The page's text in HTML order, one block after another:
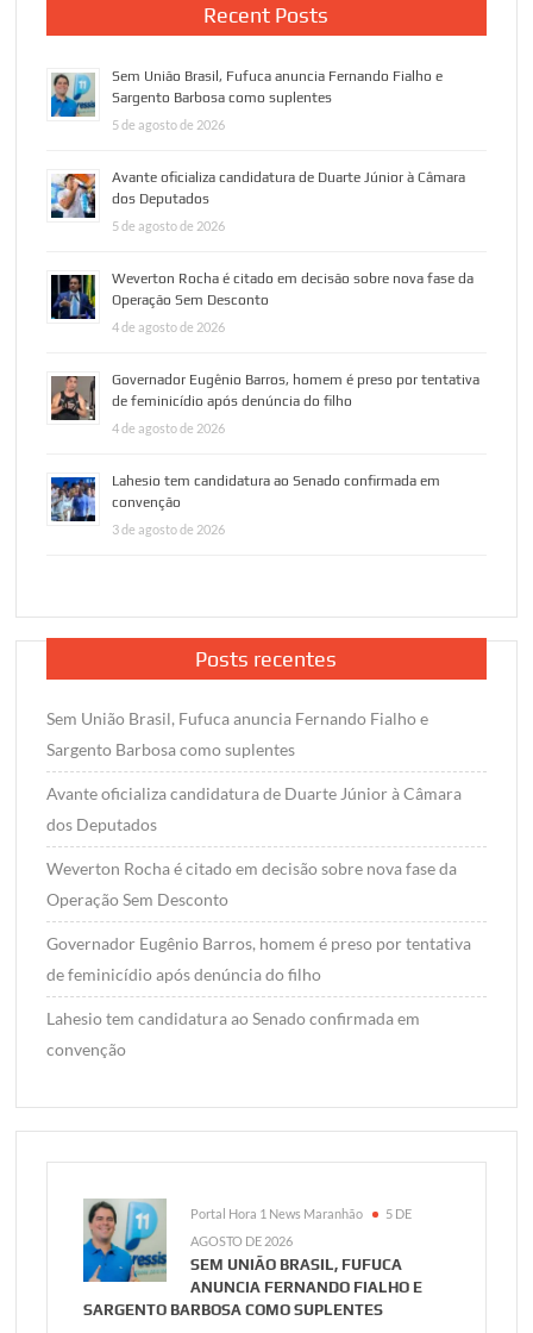
Recent Posts
Sem União Brasil, Fufuca anuncia Fernando Fialho e
Sargento Barbosa como suplentes
5 de agosto de 2026
Avante oficializa candidatura de Duarte Júnior à Câmara
dos Deputados
5 de agosto de 2026
Weverton Rocha é citado em decisão sobre nova fase da
Operação Sem Desconto
4 de agosto de 2026
Governador Eugênio Barros, homem é preso por tentativa
de feminicídio após denúncia do filho
4 de agosto de 2026
Lahesio tem candidatura ao Senado confirmada em
convenção
3 de agosto de 2026
Posts recentes
Sem União Brasil, Fufuca anuncia Fernando Fialho e
Sargento Barbosa como suplentes
Avante oficializa candidatura de Duarte Júnior à Câmara
dos Deputados
Weverton Rocha é citado em decisão sobre nova fase da
Operação Sem Desconto
Governador Eugênio Barros, homem é preso por tentativa
de feminicídio após denúncia do filho
Lahesio tem candidatura ao Senado confirmada em
convenção
Portal Hora 1 News Maranhão
5 DE
AGOSTO DE 2026
SEM UNIÃO BRASIL, FUFUCA
ANUNCIA FERNANDO FIALHO E
SARGENTO BARBOSA COMO SUPLENTES